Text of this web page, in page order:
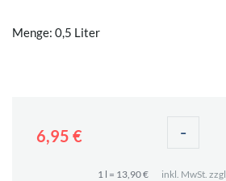
Menge: 0,5 Liter
6,95 € -
1 l = 13,90 € inkl. MwSt. zzgl.